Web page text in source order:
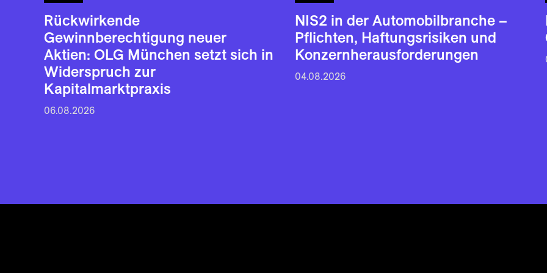
Rückwirkende
Gewinnberechtigung neuer
Aktien: OLG München setzt sich in
Widerspruch zur
Kapitalmarktpraxis
06.08.2026
NIS2 in der Automobilbranche –
Pflichten, Haftungsrisiken und
Konzernherausforderungen
04.08.2026